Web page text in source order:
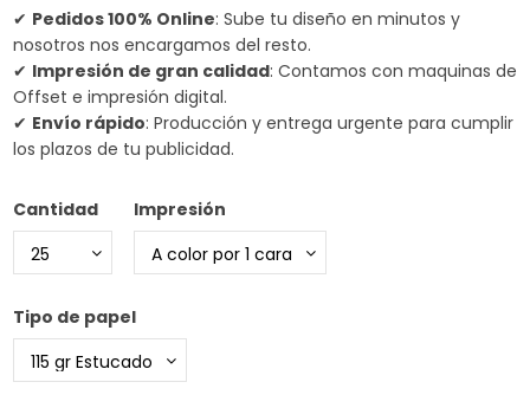
✔ Pedidos 100% Online: Sube tu diseño en minutos y
nosotros nos encargamos del resto.
✔ Impresión de gran calidad: Contamos con maquinas de
Offset e impresión digital.
✔ Envío rápido: Producción y entrega urgente para cumplir
los plazos de tu publicidad.
Cantidad Impresión
Tipo de papel